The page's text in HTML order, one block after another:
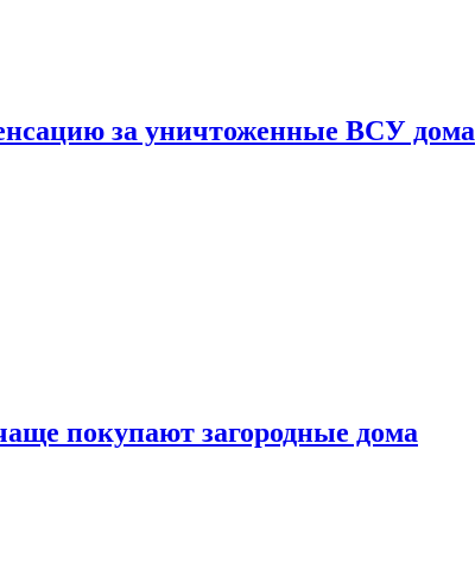
за уничтоженные ВСУ дома
покупают загородные дома